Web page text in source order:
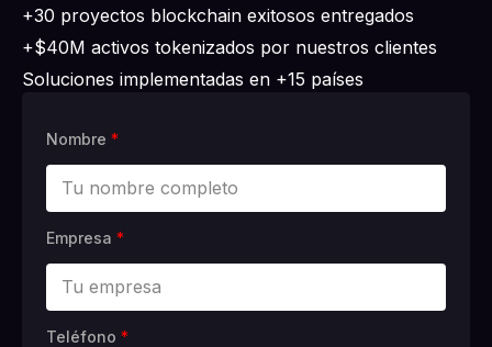
+30 proyectos blockchain exitosos entregados
+$40M activos tokenizados por nuestros clientes
Soluciones implementadas en +15 países
Nombre *
Empresa *
Teléfono *